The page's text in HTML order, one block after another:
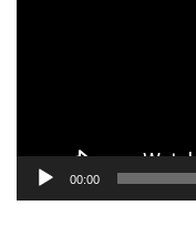
00:00